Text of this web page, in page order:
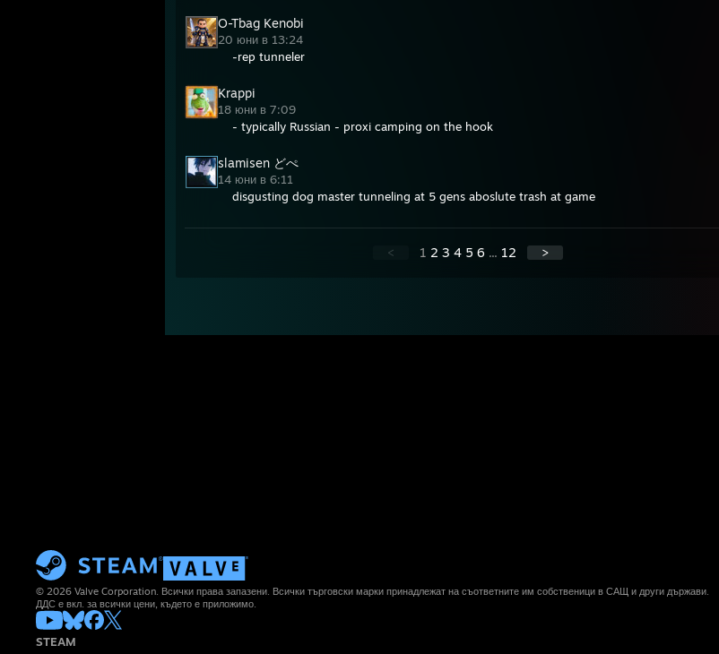
O-Tbag Kenobi
20 юни в 13:24
-rep tunneler
Krappi
18 юни в 7:09
- typically Russian - proxi camping on the hook
slamisen どぺ
14 юни в 6:11
disgusting dog master tunneling at 5 gens aboslute trash at game
< 1 2 3 4 5 6 ... 12 >
© 2026 Valve Corporation. Всички права запазени. Всички търговски марки принадлежат на съответните им собственици в САЩ и други държави.
ДДС е вкл. за всички цени, където е приложимо.
STEAM